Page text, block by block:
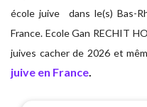
école juive dans le(s) Bas-
France. Ecole Gan RECHIT
juives cacher de 2026 et
juive en France